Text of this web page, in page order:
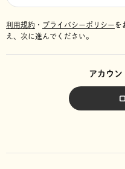
利用規約 ・ プライバシーポリシーを
え、次に進んでください。
アカウン